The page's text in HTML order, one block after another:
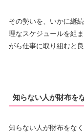
その勢いを、いかに継
理なスケジュールを組
がら仕事に取り組むと良
知らない人が財布を
知らない人が財布をな